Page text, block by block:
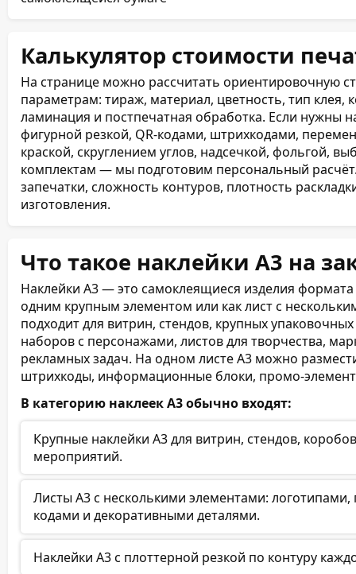
Калькулятор стоимости
На странице можно рассчитать ориентировочную
параметрам: тираж, материал, цветность, тип клея,
ламинация и постпечатная обработка. Если нужны
фигурной резкой, QR-кодами, штрихкодами,
краской, скруглением углов, надсечкой, фольгой,
комплектам — мы подготовим персональный
запечатки, сложность контуров, плотность
изготовления.
Что такое наклейки А3 на
Наклейки А3 — это самоклеящиеся изделия
одним крупным элементом или как лист с
подходит для витрин, стендов, крупных
наборов с персонажами, листов для творчества,
рекламных задач. На одном листе А3 можно
штрихкоды, информационные блоки, промо-
В категорию наклеек А3 обычно входят:
Крупные наклейки А3 для витрин, стендов,
мероприятий.
Листы А3 с несколькими элементами:
кодами и декоративными деталями.
Наклейки А3 с плоттерной резкой по контуру